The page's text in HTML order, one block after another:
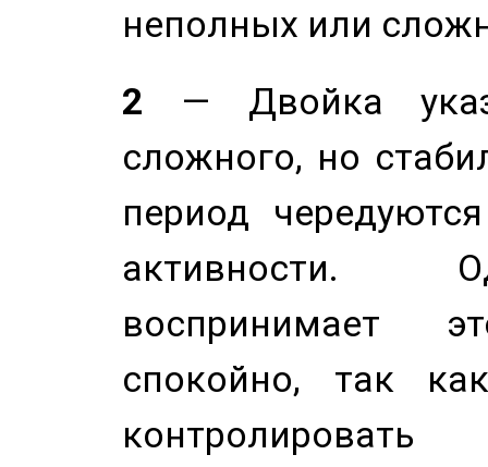
неполных или
2 — Двойка
сложного, но
период
активности.
воспринимает
спокойно, так